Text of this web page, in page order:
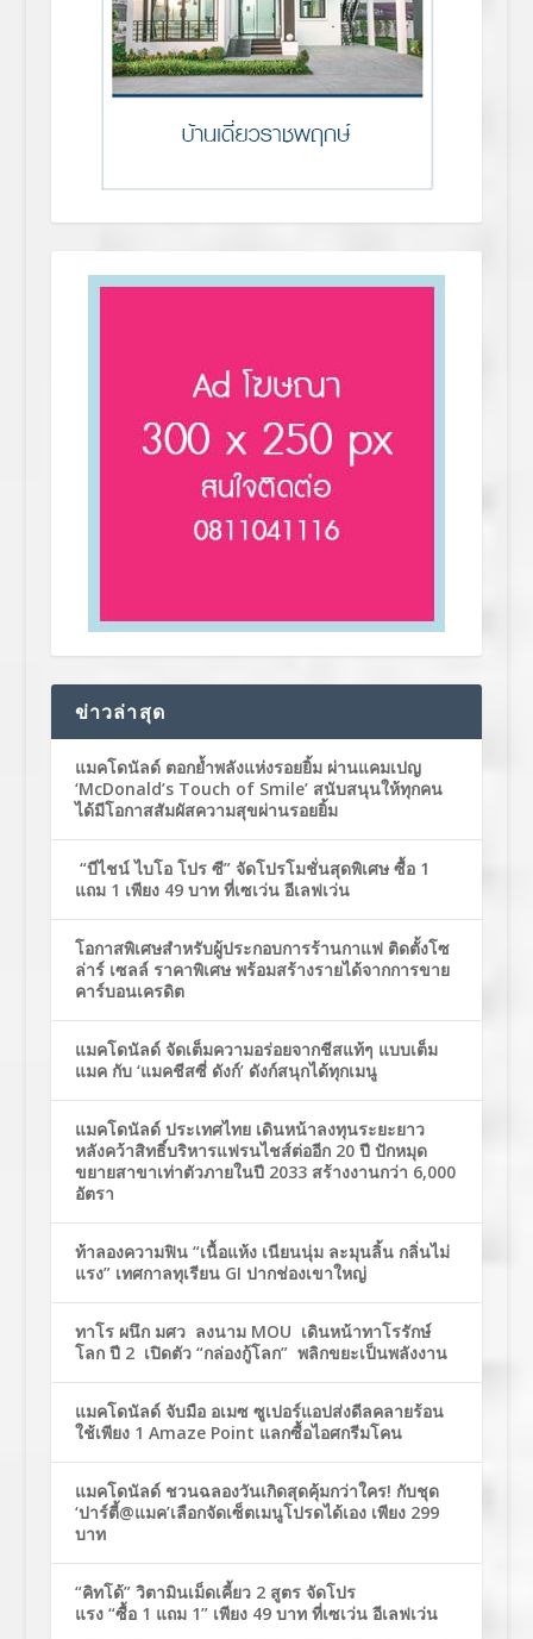
ข่าวล่าสุด
แมคโดนัลด์ ตอกย้ำพลังแห่งรอยยิ้ม ผ่านแคมเปญ
‘McDonald’s Touch of Smile’ สนับสนุนให้ทุกคน
ได้มีโอกาสสัมผัสความสุขผ่านรอยยิ้ม
“บีไชน์ ไบโอ โปร ซี” จัดโปรโมชั่นสุดพิเศษ ซื้อ 1
แถม 1 เพียง 49 บาท ที่เซเว่น อีเลฟเว่น
โอกาสพิเศษสำหรับผู้ประกอบการร้านกาแฟ ติดตั้งโซ
ล่าร์ เซลล์ ราคาพิเศษ พร้อมสร้างรายได้จากการขาย
คาร์บอนเครดิต
แมคโดนัลด์ จัดเต็มความอร่อยจากชีสแท้ๆ แบบเต็ม
แมค กับ ‘แมคชีสซี่ ดังก์’ ดังก์สนุกได้ทุกเมนู
แมคโดนัลด์ ประเทศไทย เดินหน้าลงทุนระยะยาว
หลังคว้าสิทธิ์บริหารแฟรนไชส์ต่ออีก 20 ปี ปักหมุด
ขยายสาขาเท่าตัวภายในปี 2033 สร้างงานกว่า 6,000
อัตรา
ท้าลองความฟิน “เนื้อแห้ง เนียนนุ่ม ละมุนลิ้น กลิ่นไม่
แรง” เทศกาลทุเรียน GI ปากช่องเขาใหญ่
ทาโร ผนึก มศว ลงนาม MOU เดินหน้าทาโรรักษ์
โลก ปี 2 เปิดตัว “กล่องกู้โลก” พลิกขยะเป็นพลังงาน
แมคโดนัลด์ จับมือ อเมซ ซูเปอร์แอปส่งดีลคลายร้อน
ใช้เพียง 1 Amaze Point แลกซื้อไอศกรีมโคน
แมคโดนัลด์ ชวนฉลองวันเกิดสุดคุ้มกว่าใคร! กับชุด
‘ปาร์ตี้@แมค’เลือกจัดเซ็ตเมนูโปรดได้เอง เพียง 299
บาท
“คิทโด้” วิตามินเม็ดเคี้ยว 2 สูตร จัดโปร
แรง “ซื้อ 1 แถม 1” เพียง 49 บาท ที่เซเว่น อีเลฟเว่น